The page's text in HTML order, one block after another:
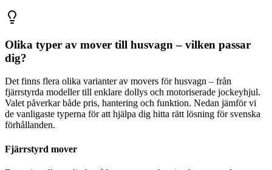
Olika typer av mover till husvagn – vilken passar
dig?
Det finns flera olika varianter av movers för husvagn – från
fjärrstyrda modeller till enklare dollys och motoriserade jockeyhjul.
Valet påverkar både pris, hantering och funktion. Nedan jämför vi
de vanligaste typerna för att hjälpa dig hitta rätt lösning för svenska
förhållanden.
Fjärrstyrd mover